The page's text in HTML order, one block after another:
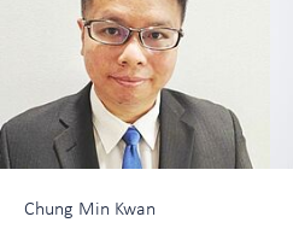
Chung Min Kwan